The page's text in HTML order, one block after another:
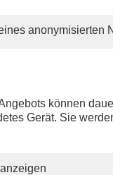
anonymisierten
können
Gerät. Sie